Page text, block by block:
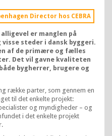
Director hos CEBRA
er manglen på
steder i dansk byggeri.
af de primære og fælles
Det vil gavne kvaliteten
bygherrer, brugere og
række parter, som gennem en
til det enkelte projekt:
og myndigheder – og
i det enkelte projekt